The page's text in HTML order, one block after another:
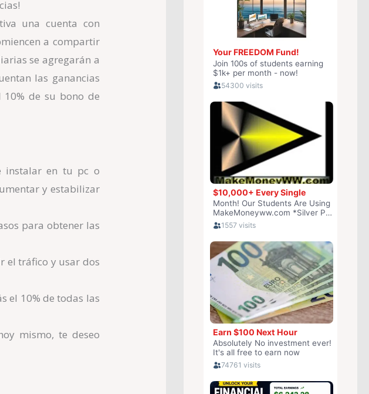
una cuenta con
a compartir
se agregarán a
las ganancias
de su bono de
instalaren tu pc o
y estabilizar
para obtener las
el tráfico y usar dos
el 10% de todas las
mismo, te deseo